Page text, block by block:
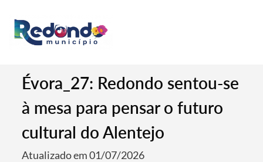
Évora_27: Redondo sentou-se
à mesa para pensar o futuro
cultural do Alentejo
Atualizado em 01/07/2026